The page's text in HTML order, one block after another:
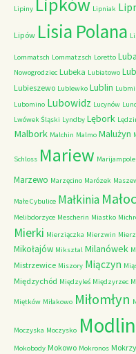
Lipiny Lipniak
Lipów Lisia Polana
Lommatsch Lommatzsch Loretto
Nowogrodziec Lubeka Lubiatowo
Lubieszewo Lublewko Lublin
Lubomino Lubowidz Lucynów
Lwówek Śląski Lyndby Lębork
Malbork Malchin Malmo Malużyn
Schloss Mariew Marijampole
Marzewo Marzęcino Marózek
Małe Cybulice Małkinia
Melibdorzyce Mescherin Miastko
Mierki Mierziączka Mierzwin
Mikołajów Miksztal Milanówek
Mistrzewice Miszory Miączyn
Międzychód Międzyleś Międzyrzec
Miętków Miłakowo Miłomłyn
Moczyska Moczysko Modlin
Mokobody Mokowo Mokronos